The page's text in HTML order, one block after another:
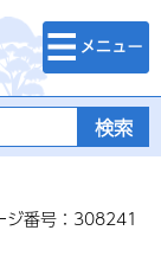
検索・メニュ
ー
ジ番号：308241